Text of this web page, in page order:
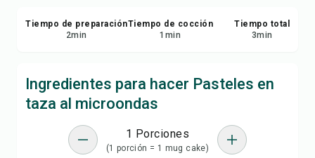
Tiempo de preparación
2min
Tiempo de cocción
1 min
Tiempo total
3min
Ingredientes para hacer Pasteles en
taza al microondas
1 Porciones
(1 porción = 1 mug cake)